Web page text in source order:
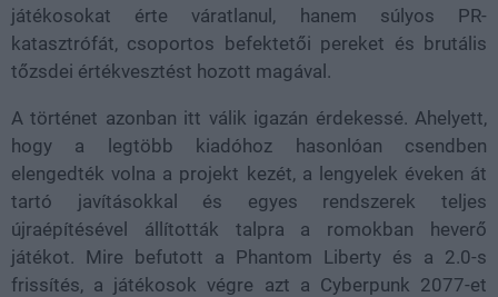
játékosokat érte váratlanul, hanem súlyos PR-
katasztrófát, csoportos befektetői pereket és brutális
tőzsdei értékvesztést hozott magával.
A történet azonban itt válik igazán érdekessé. Ahelyett,
hogy a legtöbb kiadóhoz hasonlóan csendben
elengedték volna a projekt kezét, a lengyelek éveken át
tartó javításokkal és egyes rendszerek teljes
újraépítésével állították talpra a romokban heverő
játékot. Mire befutott a Phantom Liberty és a 2.0-s
frissítés, a játékosok végre azt a Cyberpunk 2077-et